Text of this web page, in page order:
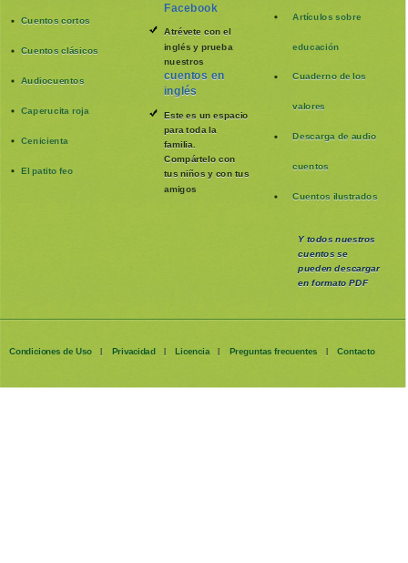
Cuentos cortos
Cuentos clásicos
Audiocuentos
Caperucita roja
Cenicienta
El patito feo
Facebook
Atrévete con el
inglés y prueba
nuestros
cuentos en
inglés
Este es un espacio
para toda la
familia
Compártelo con
tus niños y con tus
amigos
Artículos sobre
educación
Cuaderno de los
valores
Descarga de audio
cuentos
Cuentos ilustrados
Y todos nuestros
cuentos se
puedendescargar
en formato PDF
Condiciones de Uso | Privacidad | Licencia | Preguntas frecuentes | Contacto